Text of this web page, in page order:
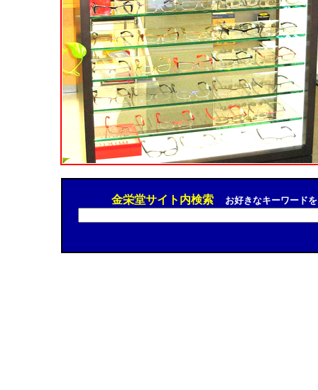
金栄堂サイト内検索 お好きなキーワード